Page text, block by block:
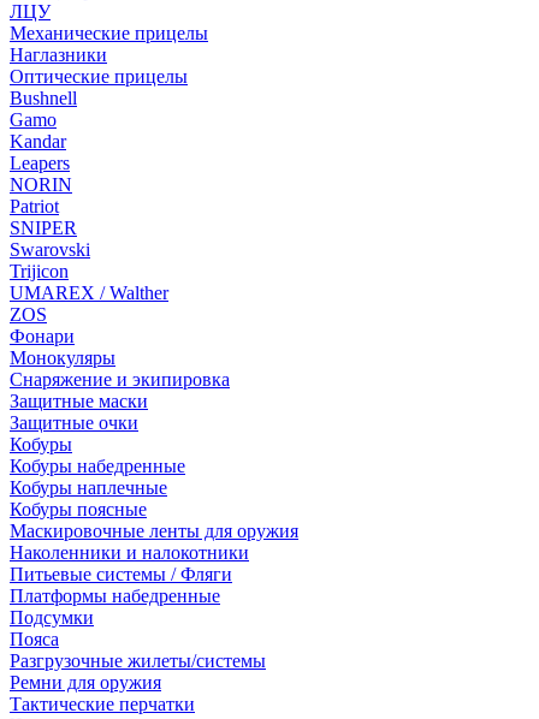
ЛЦУ
Механические прицелы
Наглазники
Оптические прицелы
Bushnell
Gamo
Kandar
Leapers
NORIN
Patriot
SNIPER
Swarovski
Trijicon
UMAREX / Walther
ZOS
Фонари
Монокуляры
Снаряжение и экипировка
Защитные маски
Защитные очки
Кобуры
Кобуры набедренные
Кобуры наплечные
Кобуры поясные
Маскировочные ленты для оружия
Наколенники и налокотники
Питьевые системы / Фляги
Платформы набедренные
Подсумки
Пояса
Разгрузочные жилеты/системы
Ремни для оружия
Тактические перчатки